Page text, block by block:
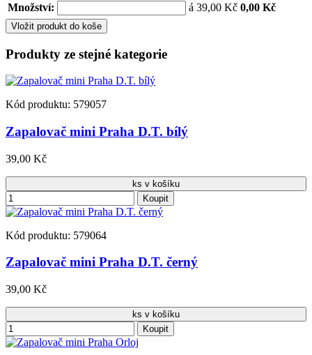
Množství: á 39,00 Kč 0,00 Kč
Vložit produkt do koše
Produkty ze stejné kategorie
Kód produktu: 579057
Zapalovač mini Praha D.T. bílý
39,00 Kč
ks v košíku
Koupit
Kód produktu: 579064
Zapalovač mini Praha D.T. černý
39,00 Kč
ks v košíku
Koupit